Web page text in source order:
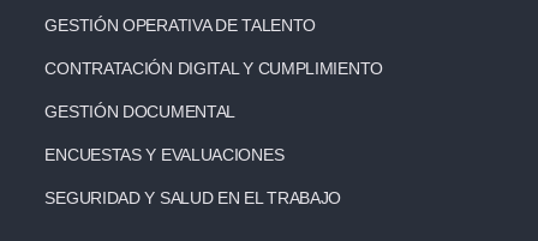
GESTIÓN OPERATIVA DE TALENTO
CONTRATACIÓN DIGITAL Y CUMPLIMIENTO
GESTIÓN DOCUMENTAL
ENCUESTAS Y EVALUACIONES
SEGURIDAD Y SALUD EN EL TRABAJO